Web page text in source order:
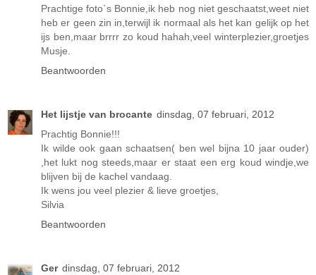
Prachtige foto`s Bonnie,ik heb nog niet geschaatst,weet niet
heb er geen zin in,terwijl ik normaal als het kan gelijk op het
ijs ben,maar brrrr zo koud hahah,veel winterplezier,groetjes
Musje.
Beantwoorden
Het lijstje van brocante dinsdag, 07 februari, 2012
Prachtig Bonnie!!!
Ik wilde ook gaan schaatsen( ben wel bijna 10 jaar ouder)
,het lukt nog steeds,maar er staat een erg koud windje,we
blijven bij de kachel vandaag.
Ik wens jou veel plezier & lieve groetjes,
Silvia
Beantwoorden
Ger dinsdag, 07 februari, 2012